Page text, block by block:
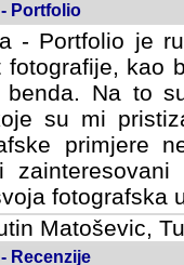
Portfolio
- Portfolio je
fotografije, kao
benda. Na to
su mi
umijeca.
Matoševic,
Recenzije